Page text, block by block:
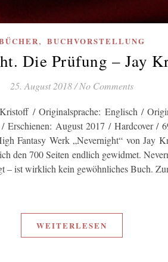
, BUCHVORSTELLUNG
Die Prüfung – Jay
25. August 2018/ No Comments
/ Originalsprache: Englisch /
August 2017 / Hardcover /
Fantasy Werk „Nevernight“ von Jay
den 700 Seiten endlich gewidmet.
– ist wirklich kein gewöhnliches Buch.
WEITERLESEN